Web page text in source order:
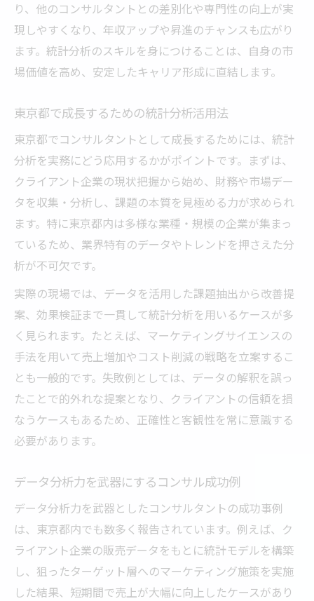
り、他のコンサルタントとの差別化や専門性の向上が実
現しやすくなり、年収アップや昇進のチャンスも広がり
ます。統計分析のスキルを身につけることは、自身の市
場価値を高め、安定したキャリア形成に直結します。
東京都で成長するための統計分析活用法
東京都でコンサルタントとして成長するためには、統計
分析を実務にどう応用するかがポイントです。まずは、
クライアント企業の現状把握から始め、財務や市場デー
タを収集・分析し、課題の本質を見極める力が求められ
ます。特に東京都内は多様な業種・規模の企業が集まっ
ているため、業界特有のデータやトレンドを押さえた分
析が不可欠です。
実際の現場では、データを活用した課題抽出から改善提
案、効果検証まで一貫して統計分析を用いるケースが多
く見られます。たとえば、マーケティングサイエンスの
手法を用いて売上増加やコスト削減の戦略を立案するこ
とも一般的です。失敗例としては、データの解釈を誤っ
たことで的外れな提案となり、クライアントの信頼を損
なうケースもあるため、正確性と客観性を常に意識する
必要があります。
データ分析力を武器にするコンサル成功例
データ分析力を武器としたコンサルタントの成功事例
は、東京都内でも数多く報告されています。例えば、ク
ライアント企業の販売データをもとに統計モデルを構築
し、狙ったターゲット層へのマーケティング施策を実施
した結果、短期間で売上が大幅に向上したケースがあり